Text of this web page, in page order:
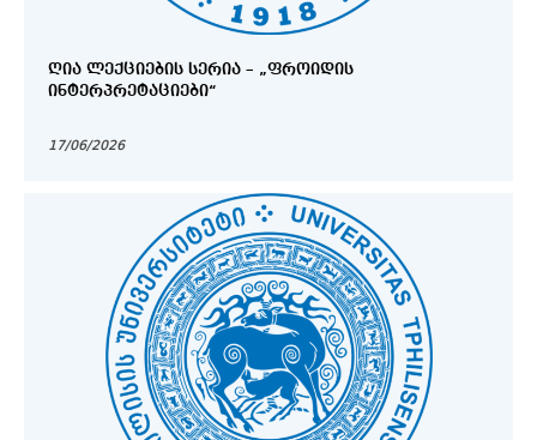
ᲦᲘᲐ ᲚᲔᲥᲪᲘᲔᲑᲘᲡ ᲡᲔᲠᲘᲐ – „ᲤᲠᲝᲘᲓᲘᲡ
ᲘᲜᲢᲔᲠᲞᲠᲔᲢᲐᲪᲘᲔᲑᲘ“
17/06/2026